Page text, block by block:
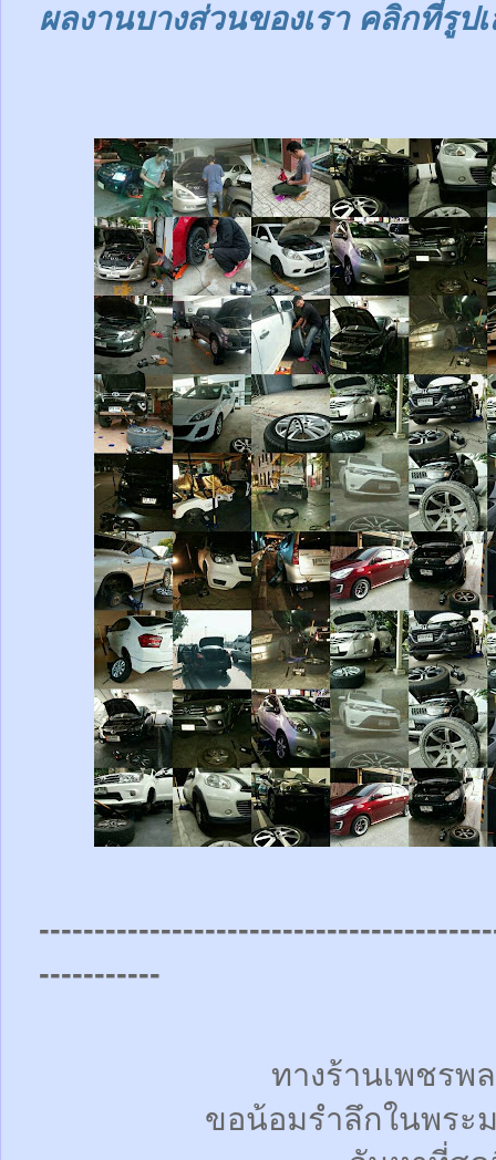
ผลงานบางส่วนของเรา คลิกที่รูป
-----------
ทางร้านเพชรพ
ขอน้อมรำลึกในพร